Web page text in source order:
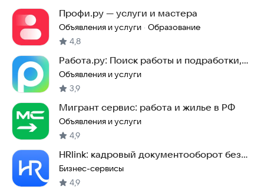
Профи.ру — услуги и мастера
Объявления и услуги · Образование
4,8
Работа.ру: Поиск работы и подработки,
вакансии
Объявления и услуги
3,9
Мигрант сервис: работа и жилье в РФ
Объявления и услуги
4,9
HRlink: кадровый документооборот без
бумаги
Бизнес-сервисы
4,9